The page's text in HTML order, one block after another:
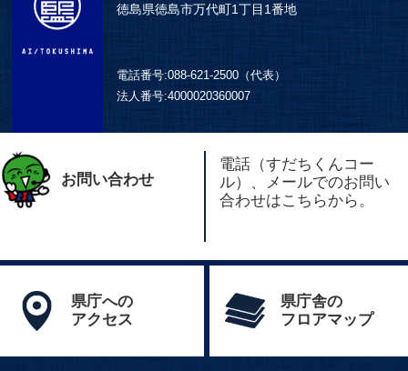
徳島県徳島市万代町1丁目1番地
電話番号:088-621-2500（代表）
法人番号:4000020360007
お問い合わせ
電話（すだちくんコー
ル）、メールでのお問い
合わせはこちらから。
県庁への
アクセス
県庁舎の
フロアマップ